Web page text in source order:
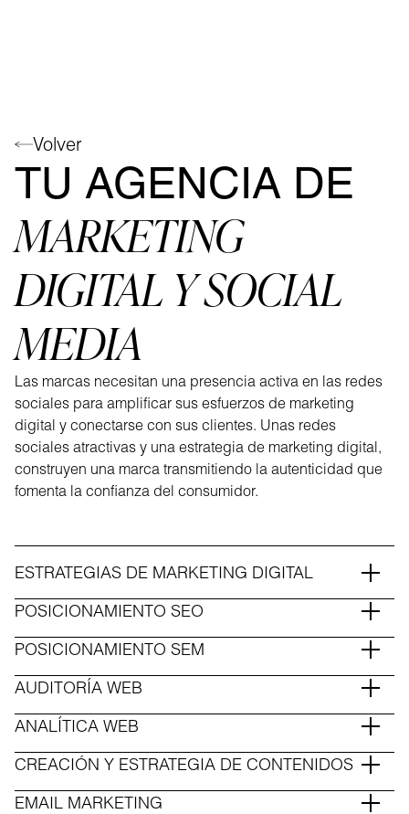
Volver
TU AGENCIA DE
MARKETING
DIGITAL Y SOCIAL
MEDIA
Las marcas necesitan una presencia activa en las redes
sociales para amplificar sus esfuerzos de marketing
digital y conectarse con sus clientes. Unas redes
sociales atractivas y una estrategia de marketing digital,
construyen una marca transmitiendo la autenticidad que
fomenta la confianza del consumidor.
ESTRATEGIAS DE MARKETING DIGITAL
POSICIONAMIENTO SEO
POSICIONAMIENTO SEM
AUDITORÍA WEB
ANALÍTICA WEB
CREACIÓN Y ESTRATEGIA DE CONTENIDOS
EMAIL MARKETING